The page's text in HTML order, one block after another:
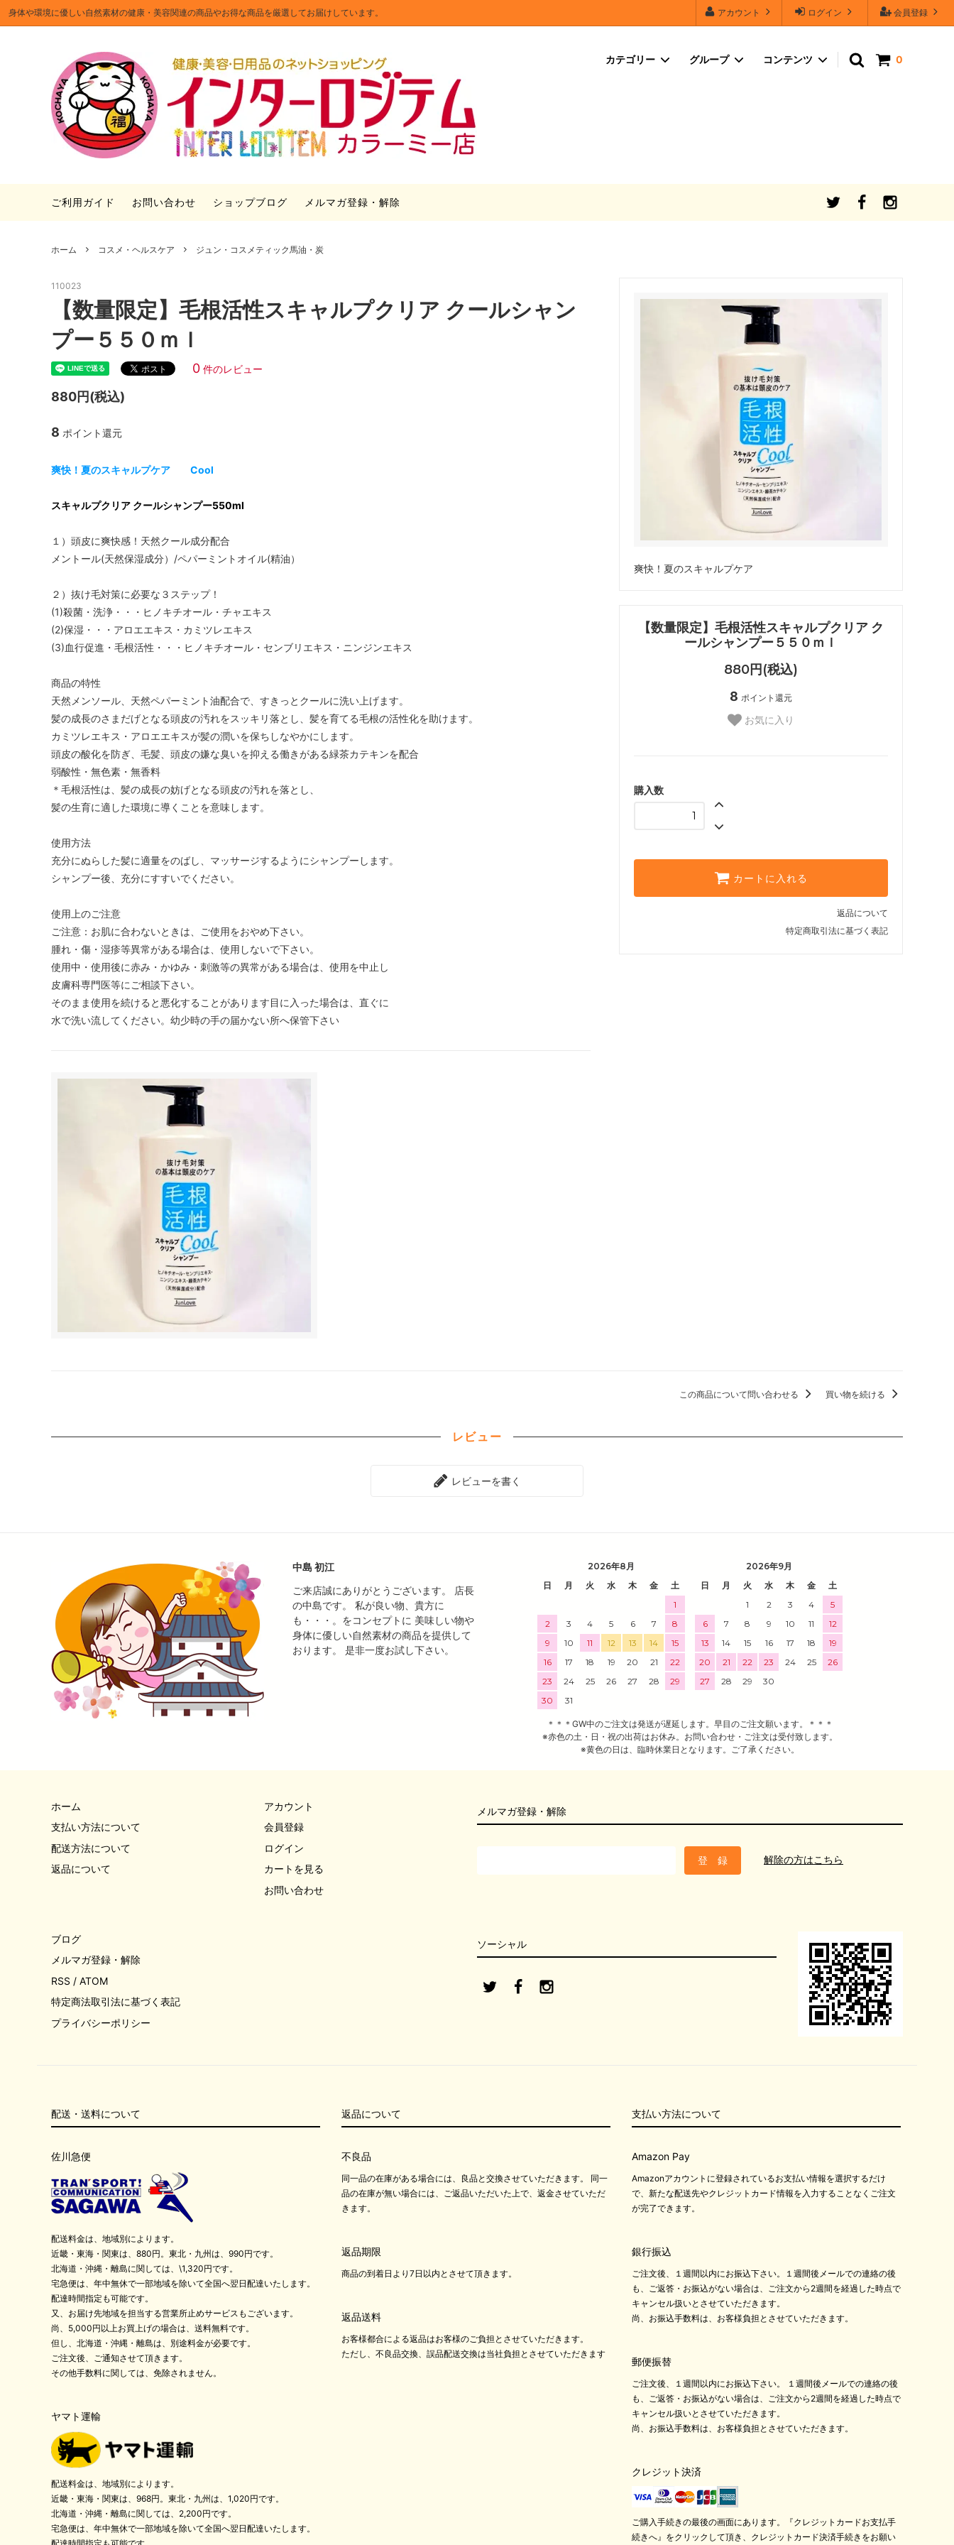
会員登録
ログイン
アカウント
身体や環境に優しい自然素材の健康・美容関連の商品やお得な商品を厳選してお届けしています。
0
カテゴリー
食品・ドリンク インテリア・照明器具
ファッション小物 ときおのアート
グループ
まとめ買いお得セット セール商品在庫処分
コンテンツ
「つぼ漬昆布」を使った簡単レシピ
「つぼ漬昆布」2個セット・4個セット
のギフトラッピング
日本手ぬぐいの伝統文様・使い道
PILOTの「消せるボールペン」オリジナ
ご利用ガイド お問い合わせ ショップブログ メルマガ登録・解除
ホーム コスメ・ヘルスケア ジュン・コスメティック馬油・炭
爽快！夏のスキャルプケア
【数量限定】毛根活性スキャルプクリア ク
ールシャンプー５５０ｍｌ
880円(税込)
8 ポイント還元
お気に入り
購入数
カートに入れる
返品について
特定商取引法に基づく表記
110023
【数量限定】毛根活性スキャルプクリア クールシャン
プー５５０ｍｌ
0 件のレビュー
880円(税込)
8 ポイント還元
爽快！夏のスキャルプケア Cool
スキャルプクリア クールシャンプー550ml
１）頭皮に爽快感！天然クール成分配合
メントール(天然保湿成分）/ペパーミントオイル(精油）
２）抜け毛対策に必要な３ステップ！
(1)殺菌・洗浄・・・ヒノキチオール・チャエキス
(2)保湿・・・アロエエキス・カミツレエキス
(3)血行促進・毛根活性・・・ヒノキチオール・センブリエキス・ニンジンエキス
商品の特性
天然メンソール、天然ペパーミント油配合で、すきっとクールに洗い上げます。
髪の成長のさまだげとなる頭皮の汚れをスッキリ落とし、髪を育てる毛根の活性化を助けます。
カミツレエキス・アロエエキスが髪の潤いを保ちしなやかにします。
頭皮の酸化を防ぎ、毛髪、頭皮の嫌な臭いを抑える働きがある緑茶カテキンを配合
弱酸性・無色素・無香料
＊毛根活性は、髪の成長の妨げとなる頭皮の汚れを落とし、
髪の生育に適した環境に導くことを意味します。
使用方法
充分にぬらした髪に適量をのばし、マッサージするようにシャンプーします。
シャンプー後、充分にすすいでください。
使用上のご注意
ご注意：お肌に合わないときは、ご使用をおやめ下さい。
腫れ・傷・湿疹等異常がある場合は、使用しないで下さい。
使用中・使用後に赤み・かゆみ・刺激等の異常がある場合は、使用を中止し
皮膚科専門医等にご相談下さい。
そのまま使用を続けると悪化することがあります目に入った場合は、直ぐに
水で洗い流してください。幼少時の手の届かない所へ保管下さい
この商品について問い合わせる 買い物を続ける
レビュー
レビューを書く
中島 初江
ご来店誠にありがとうございます。 店長
の中島です。 私が良い物、貴方に
も・・・。をコンセプトに 美味しい物や
身体に優しい自然素材の商品を提供して
おります。 是非一度お試し下さい。
2026年8月
日
月 火 水 木 金
土
1
2
3 4 5 6 7
8
9
10 11 12 13 14
15
16
17 18 19 20 21
22
23
24 25 26 27 28
29
30
31
2026年9月
日
月 火 水 木 金
土
1
2 3 4
5
6
7 8 9 10 11
12
13
14 15 16 17 18
19
20
21 22 23 24 25
26
27
28 29 30
＊＊＊GW中のご注文は発送が遅延します。早目のご注文願います。＊＊＊
※赤色の土・日・祝の出荷はお休み。お問い合わせ・ご注文は受付致します。
※黄色の日は、臨時休業日となります。ご了承ください。
メルマガ登録・解除
解除の方はこちら
ホーム
支払い方法について
配送方法について
返品について
アカウント
会員登録
ログイン
カートを見る
お問い合わせ
ソーシャル
ブログ
メルマガ登録・解除
RSS / ATOM
特定商法取引法に基づく表記
プライバシーポリシー
配送・送料について
佐川急便
配送料金は、地域別によります。
近畿・東海・関東は、880円。東北・九州は、990円です。
北海道・沖縄・離島に関しては、\1,320円です。
宅急便は、年中無休で一部地域を除いて全国へ翌日配達いたします。
配達時間指定も可能です。
又、お届け先地域を担当する営業所止めサービスもございます。
尚、5,000円以上お買上げの場合は、送料無料です。
但し、北海道・沖縄・離島は、別途料金が必要です。
ご注文後、ご通知させて頂きます。
その他手数料に関しては、免除されません。
ヤマト運輸
配送料金は、地域別によります。
近畿・東海・関東は、968円。東北・九州は、1,020円です。
北海道・沖縄・離島に関しては、2,200円です。
宅急便は、年中無休で一部地域を除いて全国へ翌日配達いたします。
返品について
不良品
同一品の在庫がある場合には、良品と交換させていただきます。 同一
品の在庫が無い場合には、ご返品いただいた上で、返金させていただ
きます。
返品期限
商品の到着日より7日以内とさせて頂きます。
返品送料
お客様都合による返品はお客様のご負担とさせていただきます。
ただし、不良品交換、誤品配送交換は当社負担とさせていただきます
支払い方法について
Amazon Pay
Amazonアカウントに登録されているお支払い情報を選択するだけ
で、新たな配送先やクレジットカード情報を入力することなくご注文
が完了できます。
銀行振込
ご注文後、１週間以内にお振込下さい。１週間後メールでの連絡の後
も、ご返答・お振込がない場合は、ご注文から2週間を経過した時点で
キャンセル扱いとさせていただきます。
尚、お振込手数料は、お客様負担とさせていただきます。
郵便振替
ご注文後、１週間以内にお振込下さい。 １週間後メールでの連絡の後
も、ご返答・お振込がない場合は、ご注文から2週間を経過した時点で
キャンセル扱いとさせていただきます。
尚、お振込手数料は、お客様負担とさせていただきます。
クレジット決済
ご購入手続きの最後の画面にあります。『クレジットカードお支払手
続きへ』をクリックして頂き、クレジットカード決済手続きをお願い